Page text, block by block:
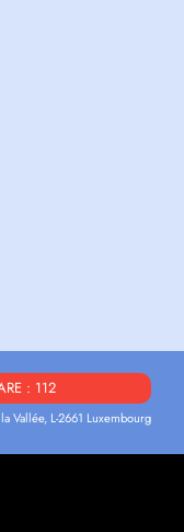
: 112
Vallée, L-2661 Luxembourg